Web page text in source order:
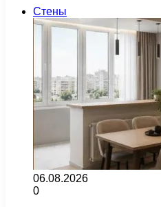
Стены
06.08.2026
0